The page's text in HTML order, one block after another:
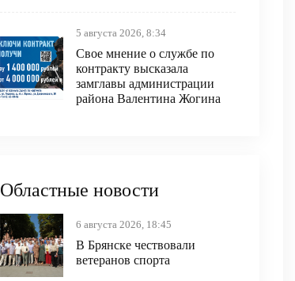
5 августа 2026, 8:34
Свое мнение о службе по
контракту высказала
замглавы администрации
района Валентина Жогина
Областные новости
6 августа 2026, 18:45
В Брянске чествовали
ветеранов спорта